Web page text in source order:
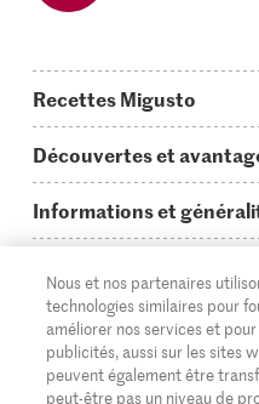
Recettes Migusto
Idées de menus
Plats principaux
Simple & vite prêt
Apéritif
Préparations au four
Découvertes et
On en parle...
Tutoriels
Glossaire des ingrédients
Informations et
Questions concernant
Cuisiner avec Migusto
Service clientèle &
Supermarché
Migros Online
DE FR IT
Nous et nos partenaires
technologies similaires pour
améliorer nos services et
publicités, aussi sur les sites
peuvent également être
peut-être pas un niveau de